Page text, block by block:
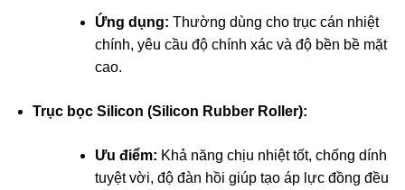
Ứng dụng: Thường dùng cho trục cán nhiệt
chính, yêu cầu độ chính xác và độ bền bề mặt
cao.
Trục bọc Silicon (Silicon Rubber Roller):
Ưu điểm: Khả năng chịu nhiệt tốt, chống dính
tuyệt vời, độ đàn hồi giúp tạo áp lực đồng đều